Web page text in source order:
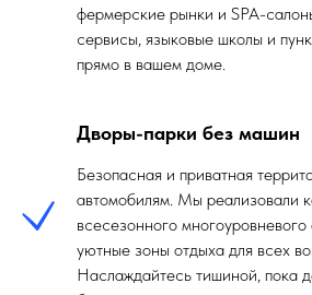
фермерские рынки и SPA-
сервисы, языковые школы и
прямо в вашем доме.
Дворы-парки без машин
Безопасная и приватная
автомобилям. Мы реализовали
всесезонного
уютные зоны отдыха для всех
Наслаждайтесь тишиной, пока